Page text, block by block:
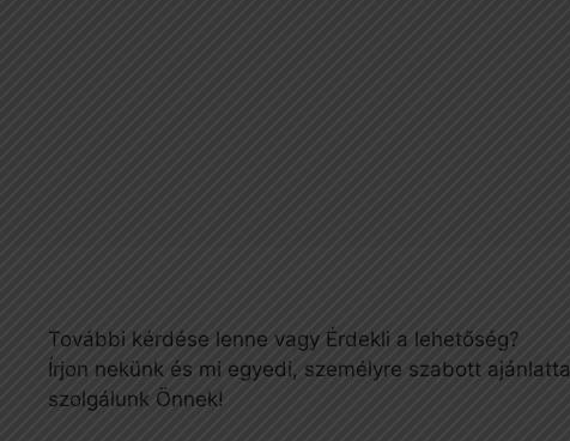
További kérdése lenne vagy Érdekli a lehetőség?
Írjon nekünk és mi egyedi, személyre szabott ajánlattal
szolgálunk Önnek!